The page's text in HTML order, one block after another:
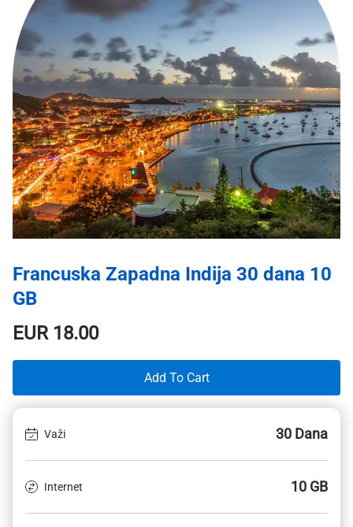
Francuska Zapadna Indija 30 dana 10
GB
EUR18.00
Add To Cart
Važi 30 Dana
Internet 10 GB